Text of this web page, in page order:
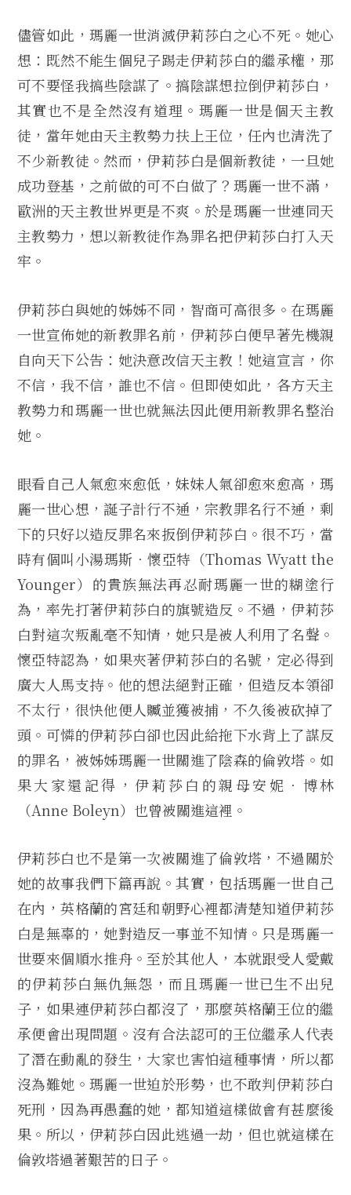
儘管如此，瑪麗一世消滅伊莉莎白之心不死。她心
想：既然不能生個兒子踢走伊莉莎白的繼承權，那
可不要怪我搞些陰謀了。搞陰謀想拉倒伊莉莎白，
其實也不是全然沒有道理。瑪麗一世是個天主教
徒，當年她由天主教勢力扶上王位，任內也清洗了
不少新教徒。然而，伊莉莎白是個新教徒，一旦她
成功登基，之前做的可不白做了？瑪麗一世不滿，
歐洲的天主教世界更是不爽。於是瑪麗一世連同天
主教勢力，想以新教徒作為罪名把伊莉莎白打入天
牢。
伊莉莎白與她的姊姊不同，智商可高很多。在瑪麗
一世宣佈她的新教罪名前，伊莉莎白便早著先機親
自向天下公告：她決意改信天主教！她這宣言，你
不信，我不信，誰也不信。但即使如此，各方天主
教勢力和瑪麗一世也就無法因此便用新教罪名整治
她。
眼看自己人氣愈來愈低，妹妹人氣卻愈來愈高，瑪
麗一世心想，誕子計行不通，宗教罪名行不通，剩
下的只好以造反罪名來扳倒伊莉莎白。很不巧，當
時有個叫小湯瑪斯．懷亞特（Thomas Wyatt the
Younger）的貴族無法再忍耐瑪麗一世的糊塗行
為，率先打著伊莉莎白的旗號造反。不過，伊莉莎
白對這次叛亂毫不知情，她只是被人利用了名聲。
懷亞特認為，如果夾著伊莉莎白的名號，定必得到
廣大人馬支持。他的想法絕對正確，但造反本領卻
不太行，很快他便人贓並獲被捕，不久後被砍掉了
頭。可憐的伊莉莎白卻也因此給拖下水背上了謀反
的罪名，被姊姊瑪麗一世關進了陰森的倫敦塔。如
果大家還記得，伊莉莎白的親母安妮．博林
（Anne Boleyn）也曾被關進這裡。
伊莉莎白也不是第一次被關進了倫敦塔，不過關於
她的故事我們下篇再說。其實，包括瑪麗一世自己
在內，英格蘭的宮廷和朝野心裡都清楚知道伊莉莎
白是無辜的，她對造反一事並不知情。只是瑪麗一
世要來個順水推舟。至於其他人，本就跟受人愛戴
的伊莉莎白無仇無怨，而且瑪麗一世已生不出兒
子，如果連伊莉莎白都沒了，那麼英格蘭王位的繼
承便會出現問題。沒有合法認可的王位繼承人代表
了潛在動亂的發生，大家也害怕這種事情，所以都
沒為難她。瑪麗一世迫於形勢，也不敢判伊莉莎白
死刑，因為再愚蠢的她，都知道這樣做會有甚麼後
果。所以，伊莉莎白因此逃過一劫，但也就這樣在
倫敦塔過著艱苦的日子。